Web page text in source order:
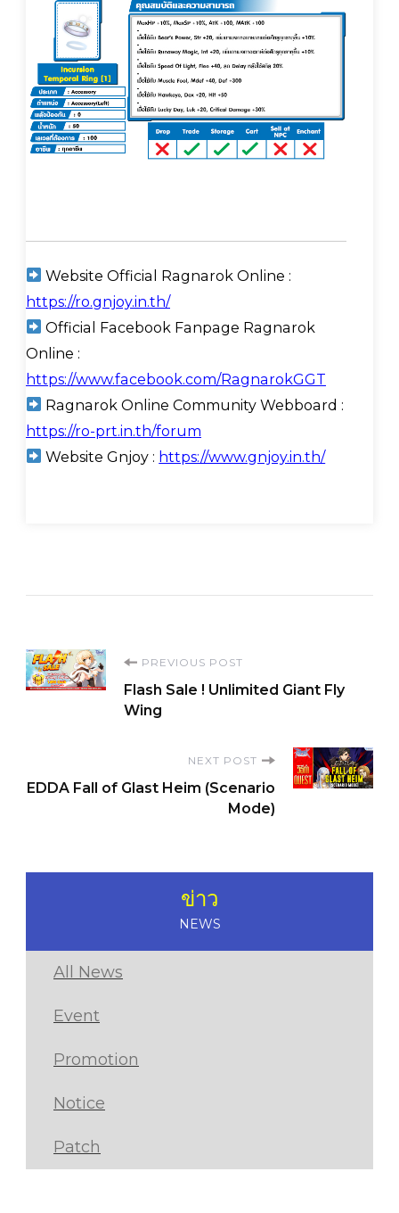
Website Official Ragnarok Online :
https://ro.gnjoy.in.th/
Official Facebook Fanpage Ragnarok
Online :
https://www.facebook.com/RagnarokGGT
Ragnarok Online Community Webboard :
https://ro-prt.in.th/forum
Website Gnjoy : https://www.gnjoy.in.th/
Post
Navigation
PREVIOUS POST
Flash Sale ! Unlimited Giant Fly
Wing
NEXT POST
EDDA Fall of Glast Heim (Scenario
Mode)
ข่าว
NEWS
All News
Event
Promotion
Notice
Patch